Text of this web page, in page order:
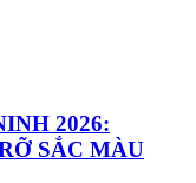
2026:
SẮC MÀU